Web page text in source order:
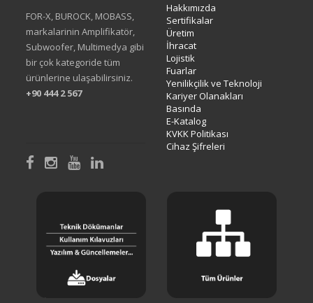
FOR-X, BUROCK, MOBASS,
markalarinin Amplifikatör,
Subwoofer, Multimedya gibi
bir çok kategoride tüm
ürünlerine ulaşabilirsiniz.
+90 444 2 567
Hakkımızda
Sertifikalar
Üretim
İhracat
Lojistik
Fuarlar
Yenilikçilik ve Teknoloji
Kariyer Olanakları
Basında
E-Katalog
KVKK Politikası
Cihaz Şifreleri